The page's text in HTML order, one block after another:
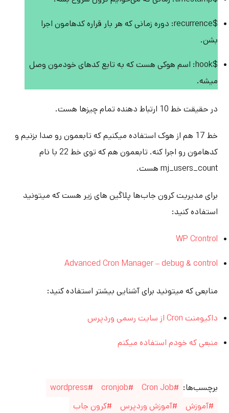
$recurrence: دوره زمانی که هر بار قراره کدهامون اجرا
بشن.
$hook: اسم هوکی هست که به تابع کدهای خودمون وصل
میشه.
در حقیقت خط 10 ارتباط دهنده تمام چیزها هست.
خط 17 هم از هوک استفاده میکنیم که تابعمون رو صدا بزنیم و
کدهامون رو اجرا کنه. تابعمون هم که توی خط 22 با نام
mj_users_count هست.
برای مدیریت کرون جاب‌ها پلاگین های زیر هست که میتونید
استفاده کنید:
WP Crontrol
Advanced Cron Manager – debug & control
منابعی که میتونید برای آشنایی بیشتر استفاده کنید:
داکیومنت Cron از سایت رسمی وردپرس
منبعی که خودم استفاده میکنم
برچسب‌ها: Cron Job
cronjob
wordpress
آموزش
آموزش وردپرس
کرون جاب